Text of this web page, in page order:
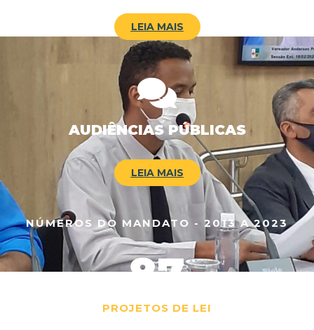
LEIA MAIS
AUDIÊNCIAS PÚBLICAS
LEIA MAIS
NÚMEROS DO MANDATO - 2013 A 2023
PROJETOS DE LEI
87